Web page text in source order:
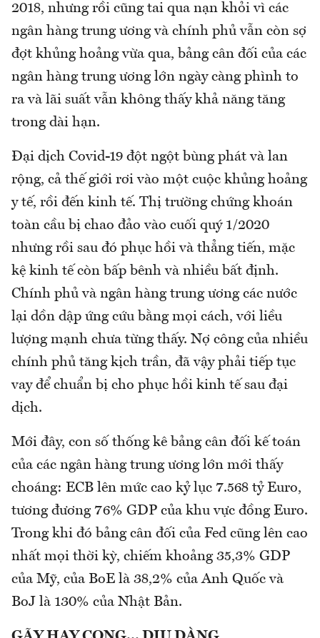
2018, nhưng rồi cũng tai qua nạn khỏi vì các
ngân hàng trung ương và chính phủ vẫn còn sợ
đợt khủng hoảng vừa qua, bảng cân đối của các
ngân hàng trung ương lớn ngày càng phình to
ra và lãi suất vẫn không thấy khả năng tăng
trong dài hạn.
Đại dịch Covid-19 đột ngột bùng phát và lan
rộng, cả thế giới rơi vào một cuộc khủng hoảng
y tế, rồi đến kinh tế. Thị trường chứng khoán
toàn cầu bị chao đảo vào cuối quý 1/2020
nhưng rồi sau đó phục hồi và thẳng tiến, mặc
kệ kinh tế còn bấp bênh và nhiều bất định.
Chính phủ và ngân hàng trung ương các nước
lại dồn dập ứng cứu bằng mọi cách, với liều
lượng mạnh chưa từng thấy. Nợ công của nhiều
chính phủ tăng kịch trần, đã vậy phải tiếp tục
vay để chuẩn bị cho phục hồi kinh tế sau đại
dịch.
Mới đây, con số thống kê bảng cân đối kế toán
của các ngân hàng trung ương lớn mới thấy
choáng: ECB lên mức cao kỷ lục 7.568 tỷ Euro,
tương đương 76% GDP của khu vực đồng Euro.
Trong khi đó bảng cân đối của Fed cũng lên cao
nhất mọi thời kỳ, chiếm khoảng 35,3% GDP
của Mỹ, của BoE là 38,2% của Anh Quốc và
BoJ là 130% của Nhật Bản.